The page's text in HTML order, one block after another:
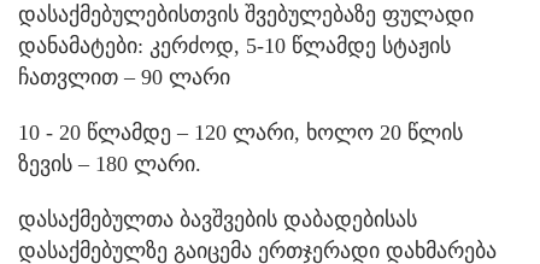
დასაქმებულებისთვის შვებულებაზე ფულადი
დანამატები: კერძოდ, 5-10 წლამდე სტაჟის
ჩათვლით – 90 ლარი
10 - 20 წლამდე – 120 ლარი, ხოლო 20 წლის
ზევის – 180 ლარი.
დასაქმებულთა ბავშვების დაბადებისას
დასაქმებულზე გაიცემა ერთჯერადი დახმარება